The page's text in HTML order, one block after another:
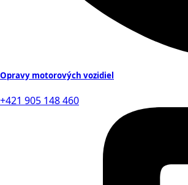
Opravy motorových vozidiel
+421 905 148 460